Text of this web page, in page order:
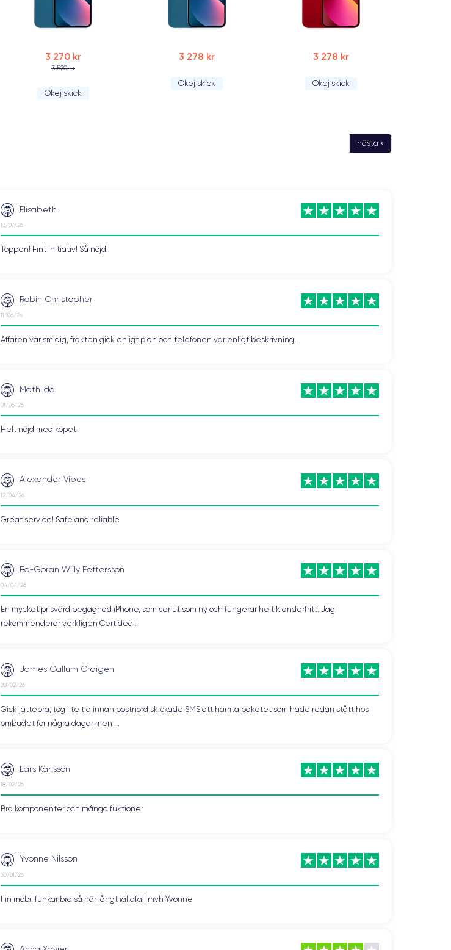
3 270 kr
3 520 kr
Okej skick
3 278 kr
Okej skick
3 278 kr
Okej skick
nästa »
Elisabeth
13/07/26
Toppen! Fint initiativ! Så nöjd!
Robin Christopher
11/06/26
Affären var smidig, frakten gick enligt plan och telefonen var enligt beskrivning.
Mathilda
01/06/26
Helt nöjd med köpet
Alexander Vibes
12/04/26
Great service! Safe and reliable
Bo-Göran Willy Pettersson
04/04/26
En mycket prisvärd begagnad iPhone, som ser ut som ny och fungerar helt klanderfritt. Jag
rekommenderar verkligen Certideal.
James Callum Craigen
28/02/26
Gick jättebra, tog lite tid innan postnord skickade SMS att hämta paketet som hade redan stått hos
ombudet för några dagar men ...
Lars Karlsson
18/02/26
Bra komponenter och många fuktioner
Yvonne Nilsson
30/01/26
Fin mobil funkar bra så här långt iallafall mvh Yvonne